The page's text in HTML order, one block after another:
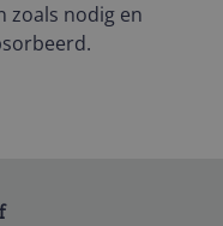
zoals nodig en